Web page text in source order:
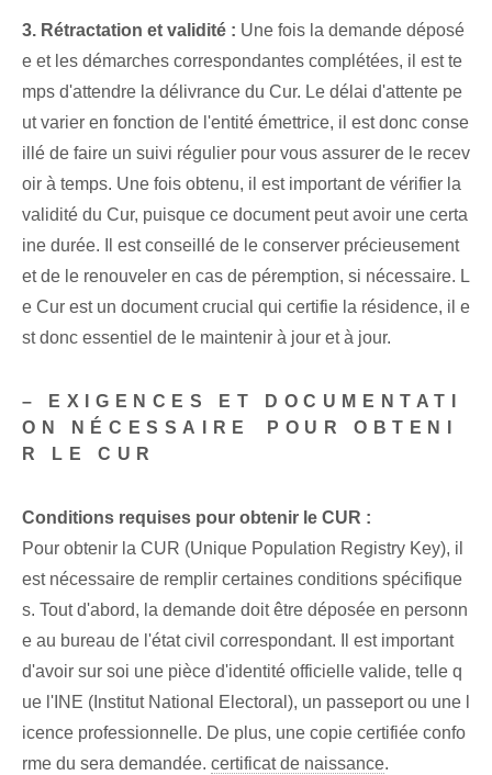
3. Rétractation et validité : Une fois la demande déposé
e et les démarches correspondantes complétées, il est te
mps d'attendre la délivrance du Cur. Le délai d'attente pe
ut varier en fonction de l'entité émettrice, il est donc conse
illé de faire un suivi régulier pour vous assurer de le recev
oir à temps. Une fois obtenu, il est important de vérifier la
validité du Cur, puisque ce document peut avoir une certa
ine durée. Il est conseillé de le conserver précieusement
et de le renouveler en cas de péremption, si nécessaire. L
e Cur est un document crucial qui certifie la résidence, il e
st donc essentiel de le maintenir à jour et à jour.
– EXIGENCES ET DOCUMENTATI
ON NÉCESSAIRE⁤ POUR OBTENI
R LE CUR
Conditions requises pour obtenir le CUR :
Pour obtenir la CUR (Unique Population Registry Key), il
est nécessaire de remplir certaines conditions spécifique
s. Tout d'abord, la demande doit être déposée en personn
e au bureau de l'état civil correspondant. Il est important
d'avoir sur soi une pièce d'identité officielle valide, telle q
ue l'INE (Institut National Electoral), un passeport ou une l
icence professionnelle. De plus, une copie certifiée confo
rme du‌ sera demandée. certificat de naissance.